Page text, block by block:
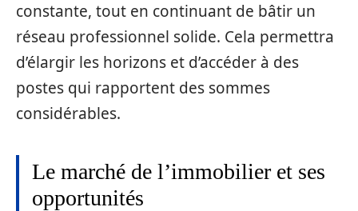
constante, tout en continuant de bâtir un
réseau professionnel solide. Cela permettra
d’élargir les horizons et d’accéder à des
postes qui rapportent des sommes
considérables.
Le marché de l’immobilier et ses
opportunités